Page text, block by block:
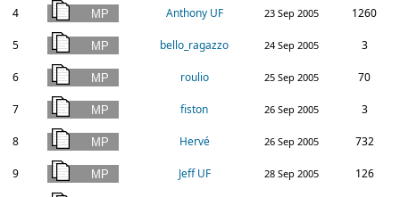
4 Anthony UF 23 Sep 2005 1260
5 bello_ragazzo 24 Sep 2005 3
6 roulio 25 Sep 2005 70
7 fiston 26 Sep 2005 3
8 Hervé 26 Sep 2005 732
9 Jeff UF 28 Sep 2005 126